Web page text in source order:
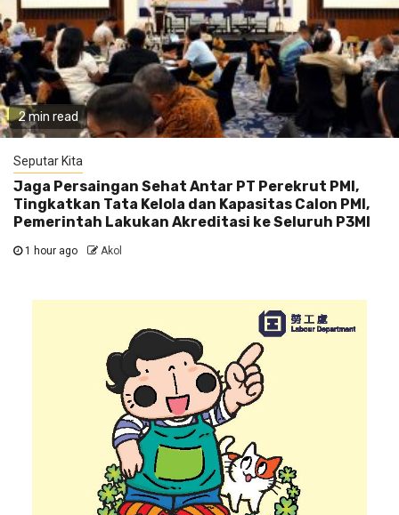
2 min read
Seputar Kita
Jaga Persaingan Sehat Antar PT Perekrut PMI,
Tingkatkan Tata Kelola dan Kapasitas Calon PMI,
Pemerintah Lakukan Akreditasi ke Seluruh P3MI
1 hour ago Akol